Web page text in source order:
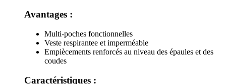
Avantages :
Multi-poches fonctionnelles
Veste respirantee et imperméable
Empiècements renforcés au niveau des épaules et des
coudes
Caractéristiques :